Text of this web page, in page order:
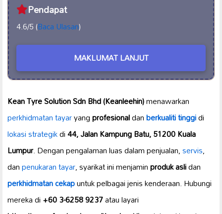
Pendapat
4.6/5 (Baca Ulasan)
MAKLUMAT LANJUT
Kean Tyre Solution Sdn Bhd (Keanleehin)menawarkan
perkhidmatan tayaryangprofesionaldanberkualiti tinggidi
lokasi strategikdi44, Jalan Kampung Batu, 51200 Kuala
Lumpur. Dengan pengalaman luas dalam penjualan,servis,
danpenukaran tayar, syarikat ini menjaminproduk aslidan
perkhidmatancekapuntuk pelbagai jenis kenderaan. Hubungi
mereka di+60 3-6258 9237atau layari